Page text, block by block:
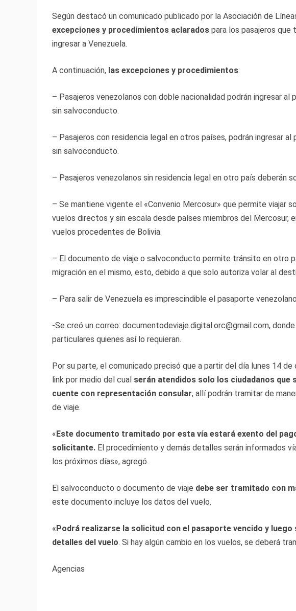
Según destacó un comunicado publicado por la Asociación de
excepciones y procedimientos aclarados para los pasajeros
ingresar a Venezuela.
A continuación, las excepciones y procedimientos:
– Pasajeros venezolanos con doble nacionalidad podrán ingresar
sin salvoconducto.
– Pasajeros con residencia legal en otros países, podrán ingresar
sin salvoconducto.
– Pasajeros venezolanos sin residencia legal en otro país deberán
– Se mantiene vigente el «Convenio Mercosur» que permite viajar
vuelos directos y sin escala desde países miembros del Mercosur,
vuelos procedentes de Bolivia.
– El documento de viaje o salvoconducto permite tránsito en otro
migración en el mismo, esto, debido a que solo autoriza volar al
– Para salir de Venezuela es imprescindible el pasaporte
-Se creó un correo: documentodeviaje.digital.orc@gmail.com,
particulares quienes así lo requieran.
Por su parte, el comunicado precisó que a partir del día lunes 14
link por medio del cual serán atendidos solo los ciudadanos que
cuente con representación consular, allí podrán tramitar de
de viaje.
«Este documento tramitado por esta vía estará exento del
solicitante. El procedimiento y demás detalles serán informados
los próximos días», agregó.
El salvoconducto o documento de viaje debe ser tramitado con
este documento incluye los datos del vuelo.
«Podrá realizarse la solicitud con el pasaporte vencido y
detalles del vuelo. Si hay algún cambio en los vuelos, se deberá
Agencias